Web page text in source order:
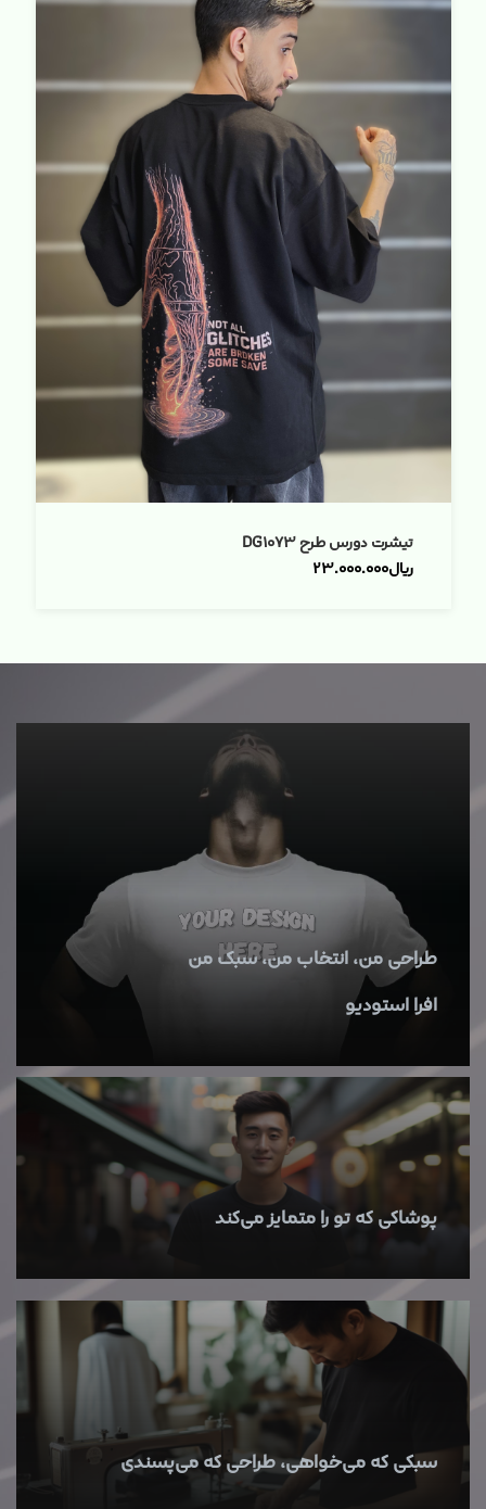
تیشرت دورس طرح DG۱۰۷۳
ریال۲۳.۰۰۰.۰۰۰
طراحی من، انتخاب من، سبک من
افرا استودیو
پوشاکی که تو را متمایز می‌کند
سبکی که می‌خواهی، طراحی که می‌پسندی